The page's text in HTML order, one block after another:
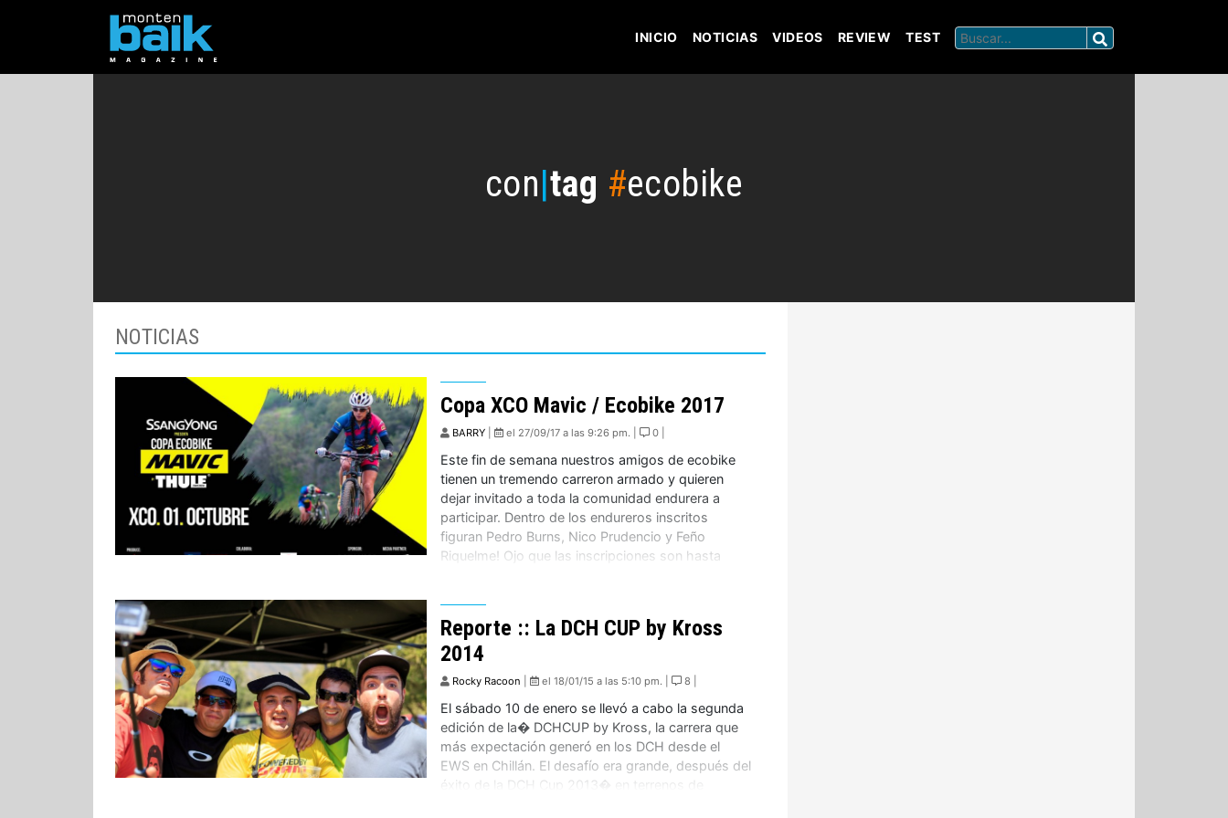
INICIO NOTICIAS VIDEOS REVIEW TEST
con|tag #ecobike
NOTICIAS
Copa XCO Mavic / Ecobike 2017
BARRY el 27/09/17 a las 9:26 pm. | 0 |
Este fin de semana nuestros amigos de ecobike
tienen un tremendo carreron armado y quieren
dejar invitado a toda la comunidad endurera a
participar. Dentro de los endureros inscritos
figuran Pedro Burns, Nico Prudencio y Feño
Riquelme! Ojo que las inscripciones son hasta
Reporte :: La DCH CUP by Kross
2014
Rocky Racoon el 18/01/15 a las 5:10 pm. | 8 |
El sábado 10 de enero se llevó a cabo la segunda
edición de la� DCHCUP by Kross, la carrera que
más expectación generó en los DCH desde el
EWS en Chillán. El desafío era grande, después del
éxito de la DCH Cup 2013� en terrenos de